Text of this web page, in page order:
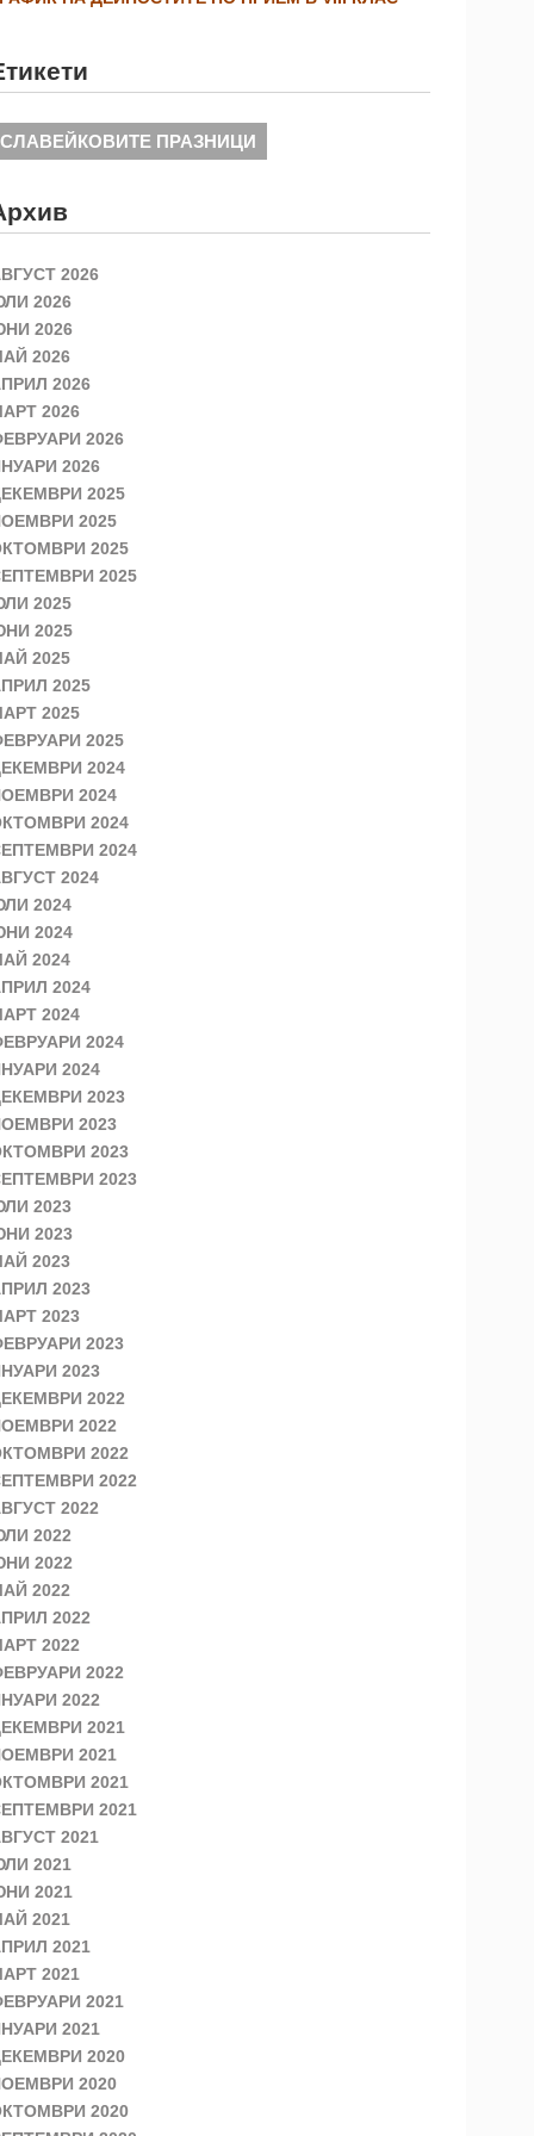
СЛАВЕЙКОВИТЕ ПРАЗНИЦИ
2026
2026
2026
2026
2026
2026
2026
2026
2025
2025
2025
2025
2025
2025
2025
2025
2025
2025
2024
2024
2024
2024
2024
2024
2024
2024
2024
2024
2024
2024
2023
2023
2023
2023
2023
2023
2023
2023
2023
2023
2023
2022
2022
2022
2022
2022
2022
2022
2022
2022
2022
2022
2022
2021
2021
2021
2021
2021
2021
2021
2021
2021
2021
2021
2021
2020
2020
2020